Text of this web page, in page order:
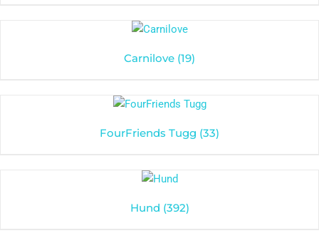
Carnilove (19)
FourFriends Tugg (33)
Hund (392)